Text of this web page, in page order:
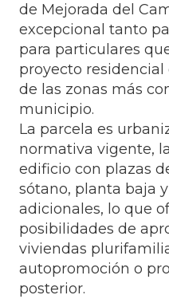
de Mejorada del
excepcional tanto
para particulares
proyecto
de las zonas más
municipio.
La parcela es
normativa vigente,
edificio con plazas
sótano, planta baja
adicionales, lo que
posibilidades de
viviendas
autopromoción o
posterior.